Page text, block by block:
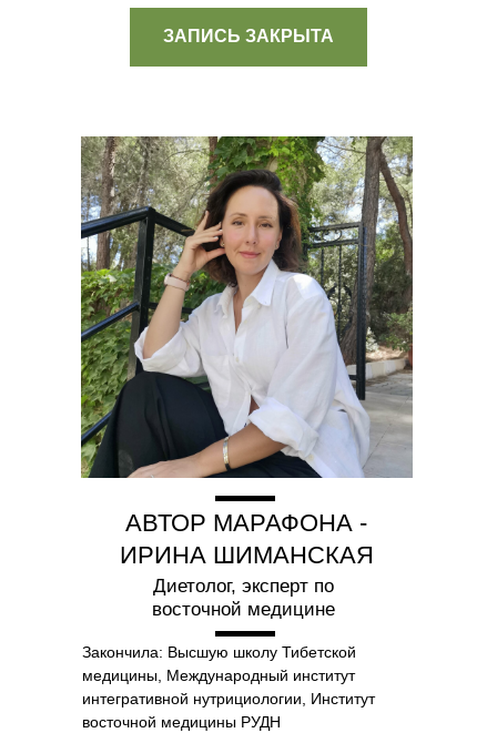
ЗАПИСЬ ЗАКРЫТА
АВТОР МАРАФОНА -
ИРИНА ШИМАНСКАЯ
Диетолог, эксперт по
восточной медицине
Закончила: Высшую школу Тибетской
медицины, Международный институт
интегративной нутрициологии, Институт
восточной медицины РУДН
© 2025 HOLISTICA.
Все тексты на сайте оригинальные,
все права защищены.
ИП Шиманская Ирина Владимировна
ОГРНИП 320784700135283
Специальный раздел сайта
ИНН 780514759572
Договор публичной оферты
Положение об акциях
Политика обработки данных